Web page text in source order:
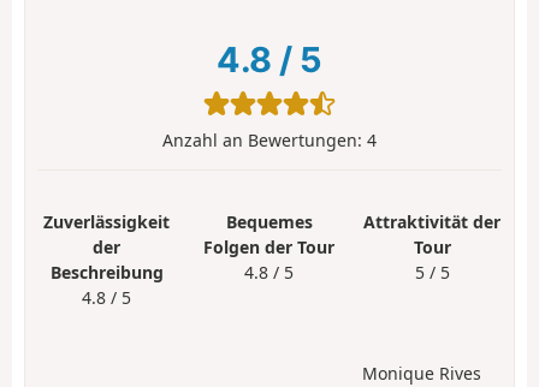
4.8 / 5
Anzahl an Bewertungen: 4
Zuverlässigkeit
der
Beschreibung
4.8 / 5
Bequemes
Folgen der Tour
4.8 / 5
Attraktivität der
Tour
5 / 5
Monique Rives